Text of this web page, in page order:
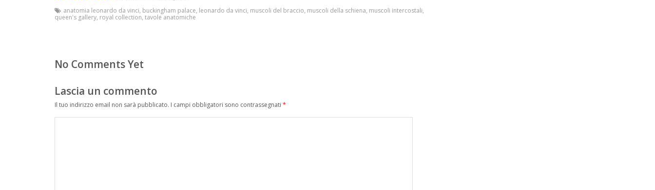
anatomia leonardo da vinci, buckingham palace, leonardo da vinci, muscoli del braccio, muscoli della schiena, muscoli intercostali,
queen's gallery, royal collection, tavole anatomiche
No Comments Yet
Lascia un commento
Il tuo indirizzo email non sarà pubblicato. I campi obbligatori sono contrassegnati *